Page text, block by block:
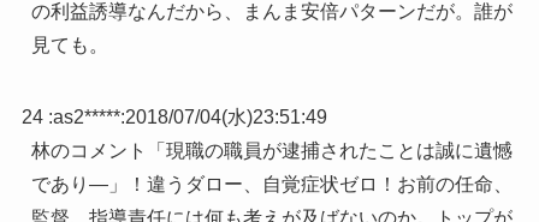
の利益誘導なんだから、まんま安倍パターンだが。誰が
見ても。
24 :as2*****:2018/07/04(水)23:51:49
林のコメント「現職の職員が逮捕されたことは誠に遺憾
であり—」！違うダロー、自覚症状ゼロ！お前の任命、